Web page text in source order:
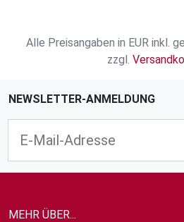
Alle Preisangaben in EUR inkl.
zzgl.
NEWSLETTER-ANMELDUNG
MEHR ÜBER...